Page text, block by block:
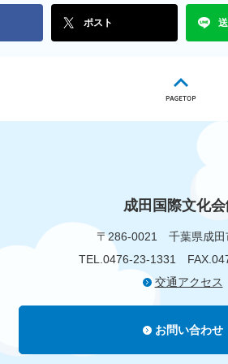
ポスト
成田国際文化
〒286-0021 千葉県成
TEL.0476-23-1331
交通アクセス
お問い合わせ